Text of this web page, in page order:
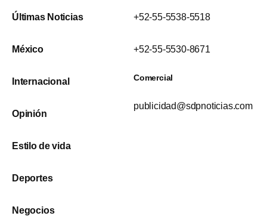
Últimas Noticias
México
Internacional
Opinión
Estilo de vida
Deportes
Negocios
+52-55-5538-5518
+52-55-5530-8671
Comercial
publicidad@sdpnoticias.com